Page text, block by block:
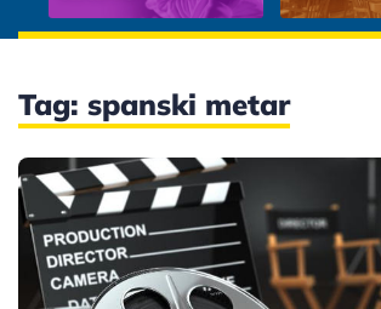
Tag: spanski metar